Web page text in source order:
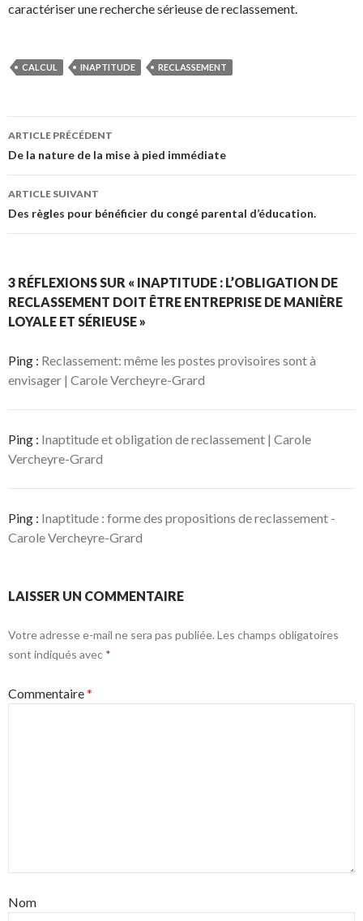
caractériser une recherche sérieuse de reclassement.
CALCUL INAPTITUDE RECLASSEMENT
Navigation
des
articles
ARTICLE PRÉCÉDENT
De la nature de la mise à pied immédiate
ARTICLE SUIVANT
Des règles pour bénéficier du congé parental d’éducation.
3 RÉFLEXIONS SUR « INAPTITUDE : L’OBLIGATION DE
RECLASSEMENT DOIT ÊTRE ENTREPRISE DE MANIÈRE
LOYALE ET SÉRIEUSE »
Ping : Reclassement: même les postes provisoires sont à
envisager | Carole Vercheyre-Grard
Ping : Inaptitude et obligation de reclassement | Carole
Vercheyre-Grard
Ping : Inaptitude : forme des propositions de reclassement -
Carole Vercheyre-Grard
LAISSER UN COMMENTAIRE
Votre adresse e-mail ne sera pas publiée. Les champs obligatoires
sont indiqués avec *
Commentaire*
Nom